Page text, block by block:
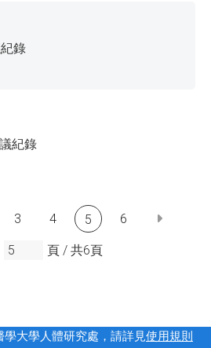
錄
紀錄
3 4 5 6
頁 / 共6頁
大學人體研究處，請詳見使用規則